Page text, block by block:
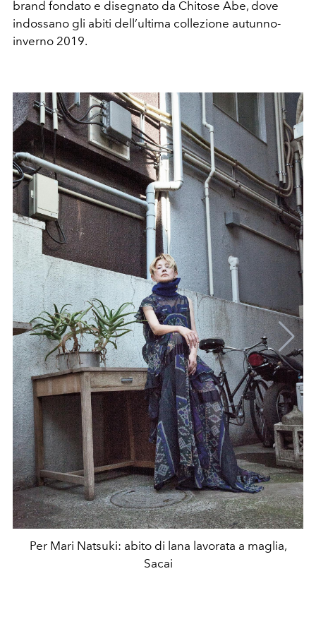
brand fondato e disegnato da Chitose Abe, dove
indossano gli abiti dell’ultima collezione autunno-
inverno 2019.
Per Mari Natsuki: abito di lana lavorata a maglia,
Sacai